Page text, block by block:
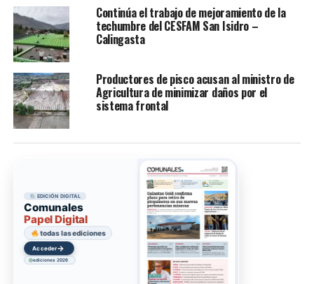
Continúa el trabajo de mejoramiento de la
techumbre del CESFAM San Isidro –
Calingasta
Productores de pisco acusan al ministro de
Agricultura de minimizar daños por el
sistema frontal
EDICIÓN DIGITAL
Comunales
Papel Digital
todas las ediciones
Acceder→
ediciones 2026